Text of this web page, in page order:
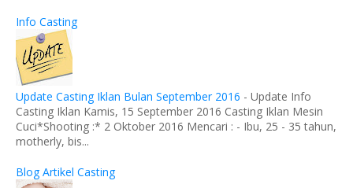
Info Casting
Update Casting Iklan Bulan September 2016 - Update Info
Casting Iklan Kamis, 15 September 2016 Casting Iklan Mesin
Cuci*Shooting :* 2 Oktober 2016 Mencari : - Ibu, 25 - 35 tahun,
motherly, bis...
Blog Artikel Casting